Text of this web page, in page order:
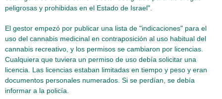
peligrosas y prohibidas en el Estado de Israel".
El gestor empezó por publicar una lista de "indicaciones" para el
uso del cannabis medicinal en contraposición al uso habitual del
cannabis recreativo, y los permisos se cambiaron por licencias.
Cualquiera que tuviera un permiso de uso debía solicitar una
licencia. Las licencias estaban limitadas en tiempo y peso y eran
documentos personales numerados. Si se perdían, se debía
informar a la policía.